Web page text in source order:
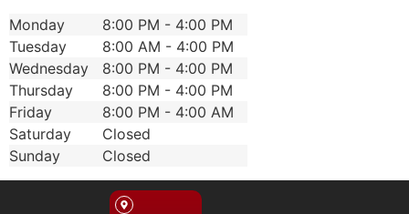
Monday
8:00 PM - 4:00 PM
Tuesday
8:00 AM - 4:00 PM
Wednesday
8:00 PM - 4:00 PM
Thursday
8:00 PM - 4:00 PM
Friday
8:00 PM - 4:00 AM
Saturday
Closed
Sunday
Closed